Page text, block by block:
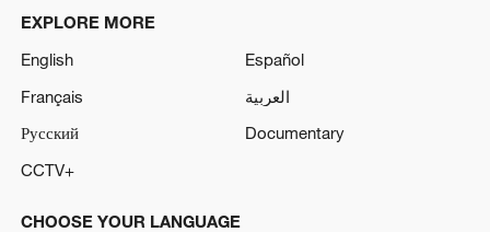
EXPLORE MORE
English
Español
Français
العربية
Русский
Documentary
CCTV+
CHOOSE YOUR LANGUAGE